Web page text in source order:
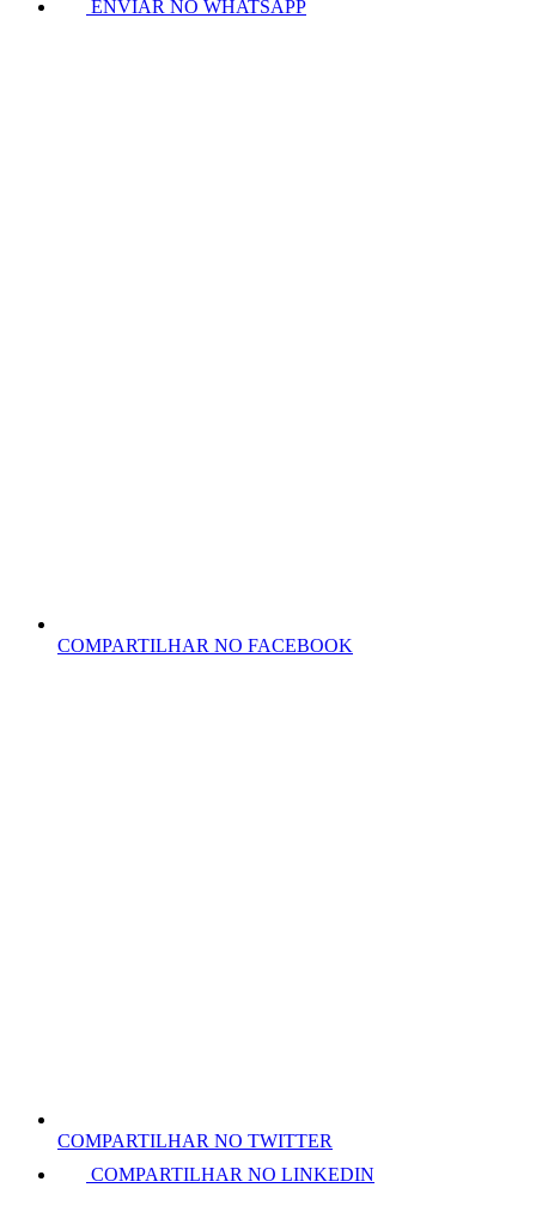
ENVIAR NO WHATSAPP
COMPARTILHAR NO FACEBOOK
COMPARTILHAR NO TWITTER
COMPARTILHAR NO LINKEDIN